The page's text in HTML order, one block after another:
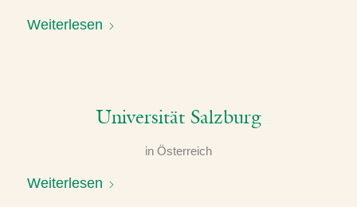
Weiterlesen
Universität Salzburg
in Österreich
Weiterlesen